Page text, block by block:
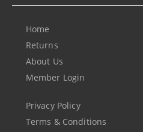
Home
Returns
About Us
Member Login
Privacy Policy
Terms & Conditions